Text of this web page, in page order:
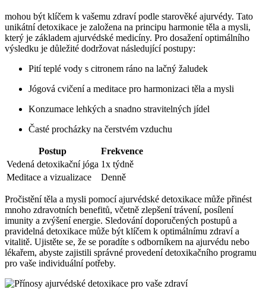
mohou být klíčem k vašemu zdraví podle starověké ajurvédy. Tato
unikátní detoxikace je založena na principu harmonie těla a mysli,
který je základem ajurvédské medicíny. Pro dosažení optimálního
výsledku je důležité dodržovat následující postupy:
Pití teplé vody s citronem ráno na lačný žaludek
Jógová cvičení a meditace pro harmonizaci těla a mysli
Konzumace lehkých a snadno stravitelných jídel
Časté procházky na čerstvém vzduchu
Postup
Frekvence
Vedená detoxikační jóga 1x týdně
Meditace a vizualizace
Denně
Pročistění těla a mysli pomocí ajurvédské detoxikace může přinést
mnoho zdravotních benefitů, včetně zlepšení trávení, posílení
imunity a zvýšení energie. Sledování doporučených postupů a
pravidelná detoxikace může být klíčem k optimálnímu zdraví a
vitalitě. Ujistěte se, že se poradíte s odborníkem na ajurvédu nebo
lékařem, abyste zajistili správné provedení detoxikačního programu
pro vaše individuální potřeby.